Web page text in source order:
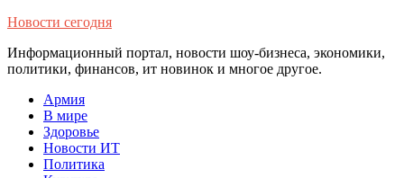
Новости сегодня
Информационный портал, новости шоу-бизнеса, экономики,
политики, финансов, ит новинок и многое другое.
Армия
В мире
Здоровье
Новости ИТ
Политика